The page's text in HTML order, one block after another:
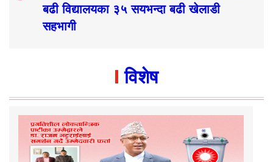
बढी विद्यालयका ३५ सयभन्दा बढी खेलाडी
सहभागी
विशेष